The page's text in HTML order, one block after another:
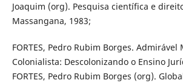
Joaquim (org). Pesquisa científica e
Massangana, 1983;
FORTES, Pedro Rubim Borges. Admirável
Colonialista: Descolonizando o Ensino
FORTES, Pedro Rubim Borges (org).